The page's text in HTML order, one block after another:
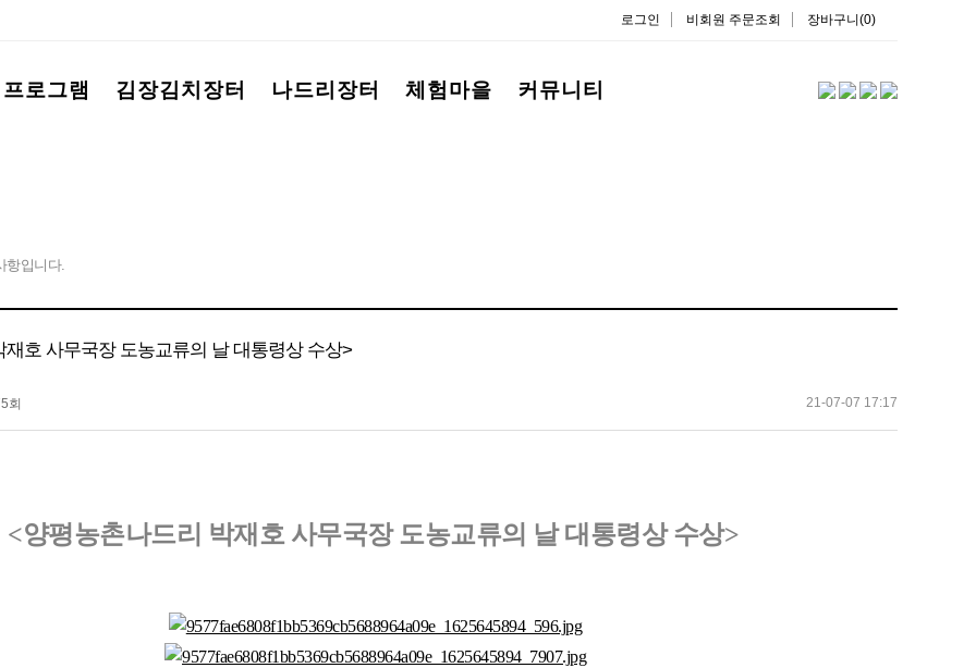
로그인 비회원 주문조회 장바구니(0)
로그램 김장김치장터 나드리장터 체험마을 커뮤니티
항입니다.
호 사무국장 도농교류의 날 대통령상 수상>
회 21-07-07 17:17
<양평농촌나드리 박재호 사무국장 도농교류의 날 대통령상 수상>